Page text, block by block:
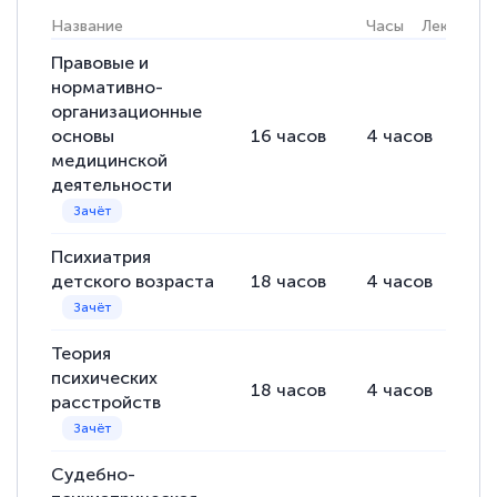
Выражаю благодарность за курс
повышения квалификации "Эксперт ЕГЭ по
русскому языку и литературе". Много
полезных материалов помогли
подготовиться к тестированию. Это
книги, методические рекомендации,
статьи. Времени на подготовку
достаточно. Курс помогает пройти
аттестацию в школе. Спасибо!
Евгения Коротких
Знаток города 2 уровня
Название Часы Лекции
Правовые и
нормативно-
организационные
основы
медицинской
деятельности
16 часов 4 часов
Психиатрия
детского возраста
18 часов 4 часов
Теория
психических
расстройств
18 часов 4 часов
Судебно-